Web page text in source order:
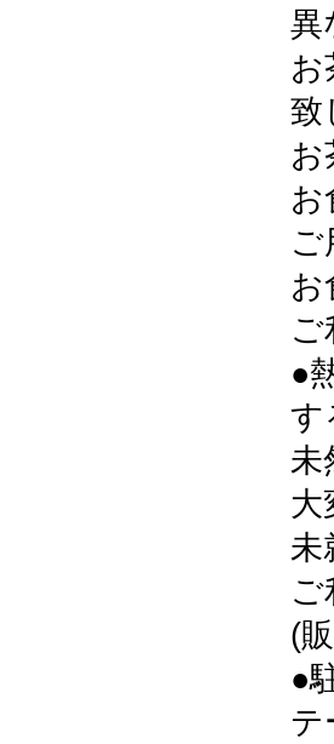
異
お
致
お
お
お
ご
●
す
未
大
未
(
●
テ